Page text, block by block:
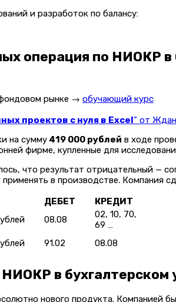
и разработок по балансу:
операция по НИОКР
рынке → обучающий курс
проектов с нуля в Excel" от
на сумму 419 000 рублей в ходе
фирме, купленные для
что результат отрицательный —
в производстве. Компания
ДЕБЕТ
КРЕДИТ
08.08
02, 10, 70,
69 …
91.02 08.08
в
нового продукта. Компанией